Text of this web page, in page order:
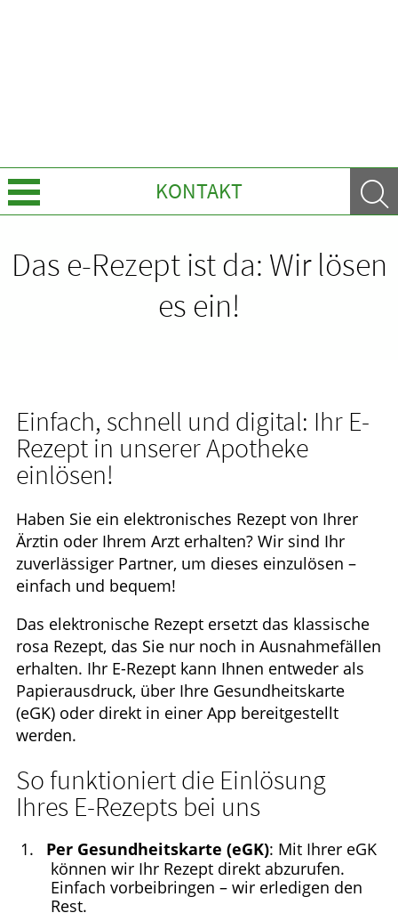
KONTAKT
HOMÖOPATHIE
GESUND IM ALTER
Das e-Rezept ist da: Wir lösen
es ein!
Einfach, schnell und digital: Ihr E-
Rezept in unserer Apotheke
einlösen!
Haben Sie ein elektronisches Rezept von Ihrer
Ärztin oder Ihrem Arzt erhalten? Wir sind Ihr
zuverlässiger Partner, um dieses einzulösen –
einfach und bequem!
Das elektronische Rezept ersetzt das klassische
rosa Rezept, das Sie nur noch in Ausnahmefällen
erhalten. Ihr E-Rezept kann Ihnen entweder als
Papierausdruck, über Ihre Gesundheitskarte
(eGK) oder direkt in einer App bereitgestellt
werden.
So funktioniert die Einlösung
Ihres E-Rezepts bei uns
Per Gesundheitskarte (eGK): Mit Ihrer eGK
können wir Ihr Rezept direkt abzurufen.
Einfach vorbeibringen – wir erledigen den
Rest.